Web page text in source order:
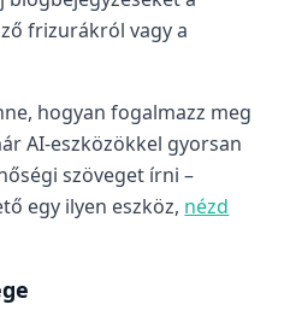
frizurákról vagy a
hogyan fogalmazz meg
AI-eszközökkel gyorsan
szöveget írni –
egy ilyen eszköz, nézd